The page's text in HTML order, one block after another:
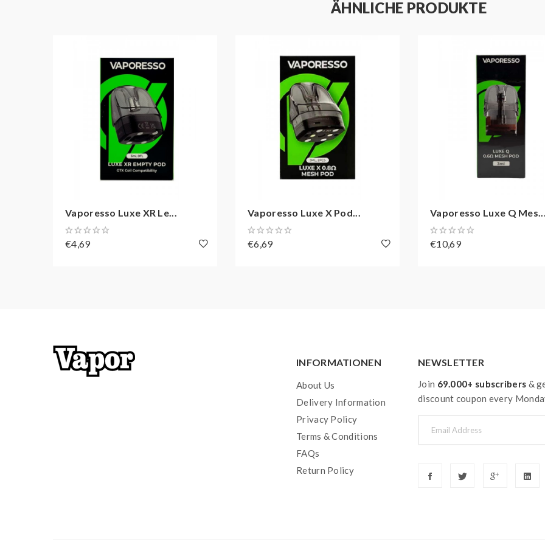
ÄHNLICHE PRODUKTE
Vaporesso Luxe XR Le...
€4,69
Vaporesso Luxe X Pod...
€6,69
Vaporesso Luxe Q Mes...
€10,69
INFORMATIONEN
About Us
Delivery Information
Privacy Policy
Terms & Conditions
FAQs
Return Policy
NEWSLETTER
Join 69.000+ subscribers &
discount coupon every